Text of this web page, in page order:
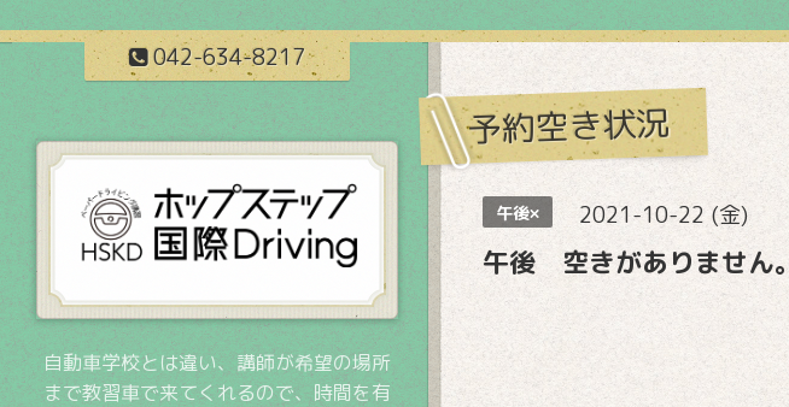
042-634-8217
予約空き状況
午後× 2021-10-22 (金)
午後 空きがありません。
自動車学校とは違い、講師が希望の場所
まで教習車で来てくれるので、時間を有